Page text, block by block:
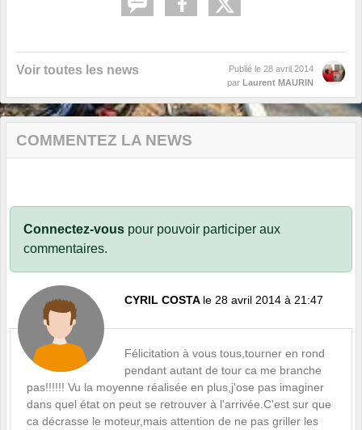
Voir toutes les news Publié le 28 avril 2014
par Laurent MAURIN
COMMENTEZ LA NEWS
Connectez-vous pour pouvoir participer aux
commentaires.
CYRIL COSTA le 28 avril 2014 à 21:47
Félicitation à vous tous,tourner en rond
pendant autant de tour ca me branche
pas!!!!!! Vu la moyenne réalisée en plus,j'ose pas imaginer
dans quel état on peut se retrouver à l'arrivée.C'est sur que
ca décrasse le moteur,mais attention de ne pas griller les